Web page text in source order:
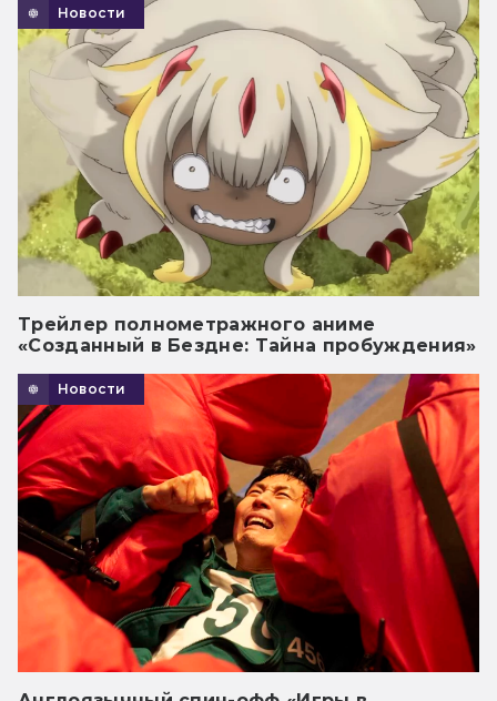
Новости
Трейлер полнометражного аниме
«Созданный в Бездне: Тайна пробуждения»
Новости